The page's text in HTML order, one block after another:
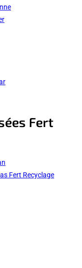
Fert
Fert Recyclage